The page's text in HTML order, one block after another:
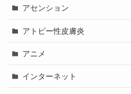
アセンション
アトピー性皮膚炎
アニメ
インターネット